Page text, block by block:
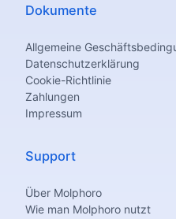
Dokumente
Allgemeine
Datenschutzerklärung
Cookie-Richtlinie
Zahlungen
Impressum
Support
Über Molphoro
Wie man Molphoro nutzt